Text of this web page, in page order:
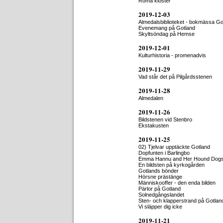
2019-12-03
Almedalsbiblioteket - bokmässa
Evenemang på Gotland
Skyltsöndag på Hemse
2019-12-01
Kulturhistoria - promenadvis
2019-11-29
Vad står det på Pilgårdsstenen
2019-11-28
Almedalen
2019-11-26
Bildstenen vid Stenbro
Ekstakusten
2019-11-25
02) Tjelvar upptäckte Gotland
Dopfunten i Barlingbo
Emma Hannu and Her Hound Dogs
En bildsten på kyrkogården
Gotlands bönder
Hörsne prästänge
Människooffer - den enda bilden
Pärlor på Gotland
Solnedgångslandet
Sten- och klapperstrand på
Vi släpper dig icke
2019-11-21